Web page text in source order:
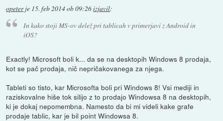
opeterje 15. feb 2014 ob 09:26izjavil:
In kako stoji MS-ov delež pri tablicah v primerjavi z Android in
iOS?
Exactly! Microsoft boli k... da se na desktopih Windows 8 prodaja,
kot se pač prodaja, nič nepričakovanega za njega.
Tableti so tisto, kar Microsofta boli pri Windows 8! Vsi mediji in
raziskovalne hiše tok silijo z to prodajo Windowsa 8 na desktopih,
ki je dokaj nepomembna. Namesto da bi mi videli kake grafe
prodaje tablic, kar je bil point Windowsa 8.